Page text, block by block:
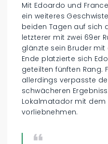
Mit Edoardo und
ein weiteres
beiden Tagen auf sich
letzterer mit zwei 69er
glänzte sein Bruder
Ende platzierte sich
geteilten fünften Rang.
allerdings verpasste
schwächeren
Lokalmatador mit dem
vorliebnehmen.